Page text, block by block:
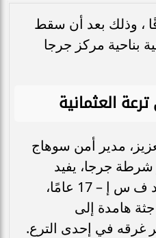
، وذلك بعد أن سقط
بناحية مركز جرجا
العثمانية
مدير أمن سوهاج
جرجا، يفيد
بوصول شاب يدعى أحمد ف س إ – 17 عامًا،
جثة هامدة إلى
غرقه في إحدى الترع.